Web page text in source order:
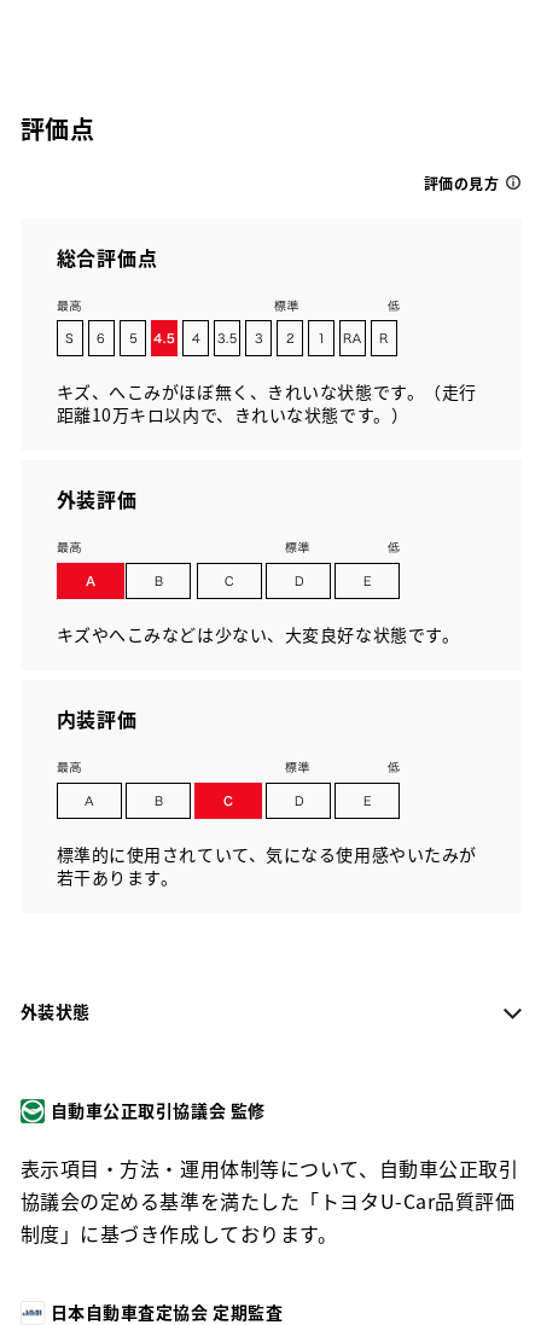
評価点
評価の見方
総合評価点
キズ、へこみがほぼ無く、きれいな状態です。（走行
距離10万キロ以内で、きれいな状態です。）
外装評価
キズやへこみなどは少ない、大変良好な状態です。
内装評価
標準的に使用されていて、気になる使用感やいたみが
若干あります。
外装状態
自動車公正取引協議会 監修
表示項目・方法・運用体制等について、自動車公正取引
協議会の定める基準を満たした「トヨタU-Car品質評価
制度」に基づき作成しております。
日本自動車査定協会 定期監査